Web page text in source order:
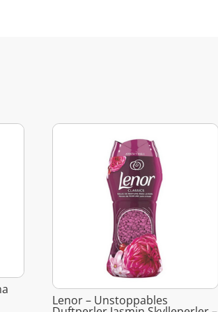
Lenor – Unstoppables